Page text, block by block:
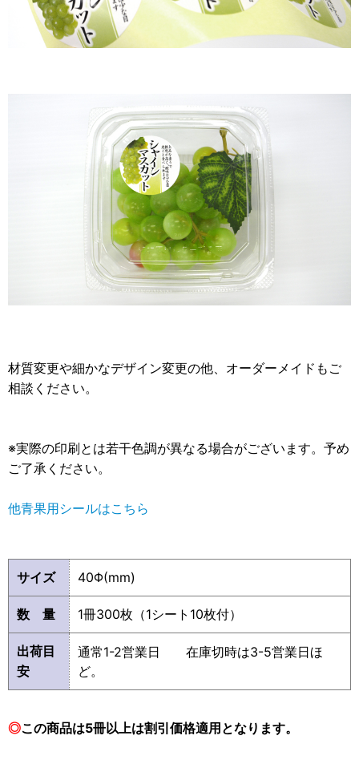
材質変更や細かなデザイン変更の他、オーダーメイドもご
相談ください。
※実際の印刷とは若干色調が異なる場合がございます。予め
ご了承ください。
他青果用シールはこちら
サイズ 40Φ(mm)
数 量 1冊300枚（1シート10枚付）
出荷目
安
通常1-2営業日 在庫切時は3-5営業日ほ
ど。
◎この商品は5冊以上は割引価格適用となります。